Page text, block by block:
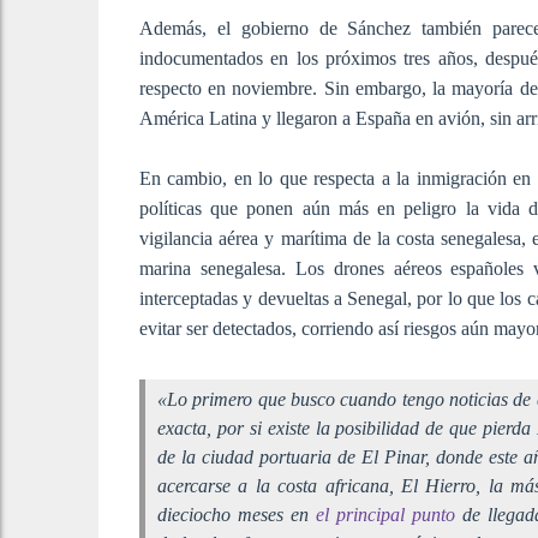
Además, el gobierno de Sánchez también
indocumentados en los próximos tres años,
respecto en noviembre. Sin embargo, la mayoría
América Latina y llegaron a España en avión, sin
En cambio, en lo que respecta a la inmigración
políticas que ponen aún más en peligro la vida
vigilancia aérea y marítima de la costa
marina senegalesa. Los drones aéreos
interceptadas y devueltas a Senegal, por lo que los
evitar ser detectados, corriendo así riesgos aún
«Lo primero que busco cuando tengo noticias
exacta, por si existe la posibilidad de que
de la ciudad portuaria de El Pinar, donde este
acercarse a la costa africana, El Hierro, la
dieciocho meses en el principal puntode